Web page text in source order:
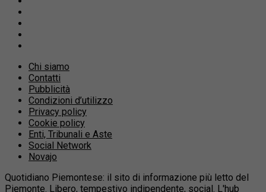
Chi siamo
Contatti
Pubblicità
Condizioni d’utilizzo
Privacy policy
Cookie policy
Enti, Tribunali e Aste
Social Network
Novajo
Quotidiano Piemontese: il sito di informazione più letto del
Piemonte. Libero, tempestivo indipendente, social. L'hub